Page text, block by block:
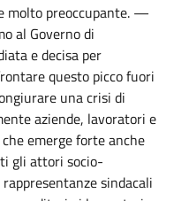
molto preoccupante. —
al Governo di
e decisa per
questo picco fuori
una crisi di
aziende, lavoratori e
emerge forte anche
gli attori socio-
sindacali